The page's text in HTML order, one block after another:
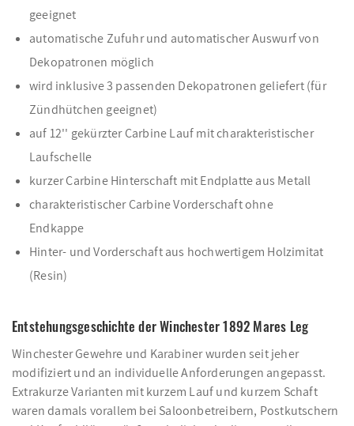
geeignet
automatische Zufuhr und automatischer Auswurf von
Dekopatronen möglich
wird inklusive 3 passenden Dekopatronen geliefert (für
Zündhütchen geeignet)
auf 12'' gekürzter Carbine Lauf mit charakteristischer
Laufschelle
kurzer Carbine Hinterschaft mit Endplatte aus Metall
charakteristischer Carbine Vorderschaft ohne
Endkappe
Hinter- und Vorderschaft aus hochwertigem Holzimitat
(Resin)
Entstehungsgeschichte der Winchester 1892 Mares Leg
Winchester Gewehre und Karabiner wurden seit jeher
modifiziert und an individuelle Anforderungen angepasst.
Extrakurze Varianten mit kurzem Lauf und kurzem Schaft
waren damals vorallem bei Saloonbetreibern, Postkutschern